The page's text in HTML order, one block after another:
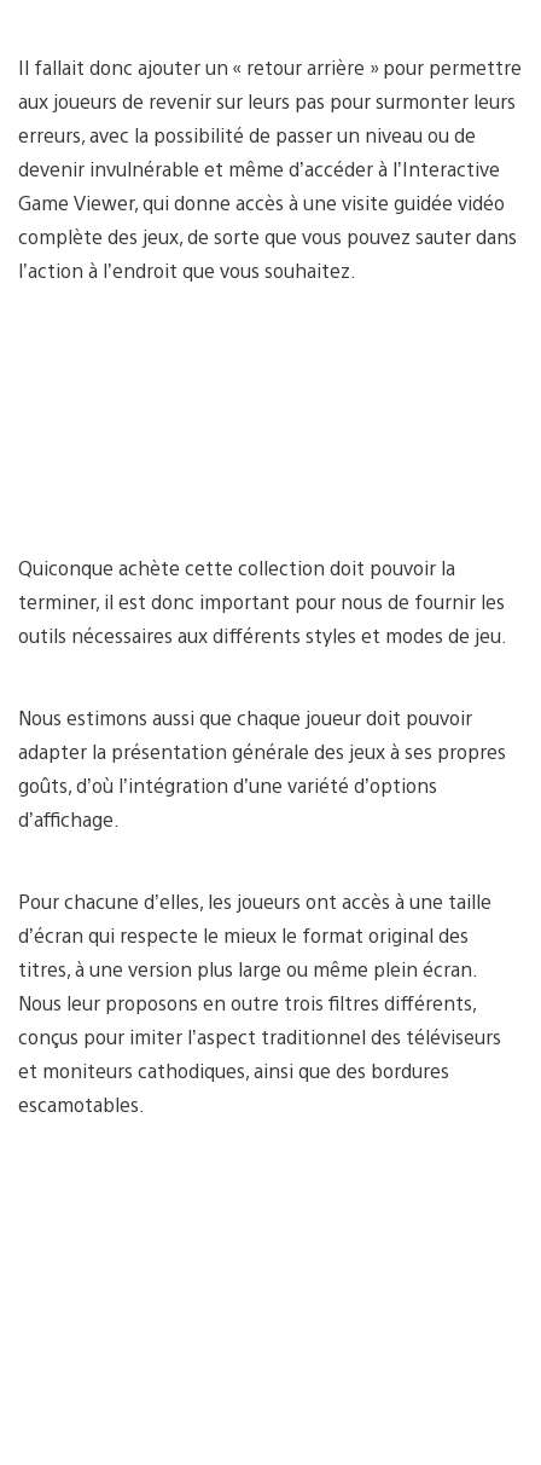
Il fallait donc ajouter un « retour arrière » pour permettre
aux joueurs de revenir sur leurs pas pour surmonter leurs
erreurs, avec la possibilité de passer un niveau ou de
devenir invulnérable et même d’accéder à l’Interactive
Game Viewer, qui donne accès à une visite guidée vidéo
complète des jeux, de sorte que vous pouvez sauter dans
l’action à l’endroit que vous souhaitez.
Quiconque achète cette collection doit pouvoir la
terminer, il est donc important pour nous de fournir les
outils nécessaires aux différents styles et modes de jeu.
Nous estimons aussi que chaque joueur doit pouvoir
adapter la présentation générale des jeux à ses propres
goûts, d’où l’intégration d’une variété d’options
d’affichage.
Pour chacune d’elles, les joueurs ont accès à une taille
d’écran qui respecte le mieux le format original des
titres, à une version plus large ou même plein écran.
Nous leur proposons en outre trois filtres différents,
conçus pour imiter l’aspect traditionnel des téléviseurs
et moniteurs cathodiques, ainsi que des bordures
escamotables.